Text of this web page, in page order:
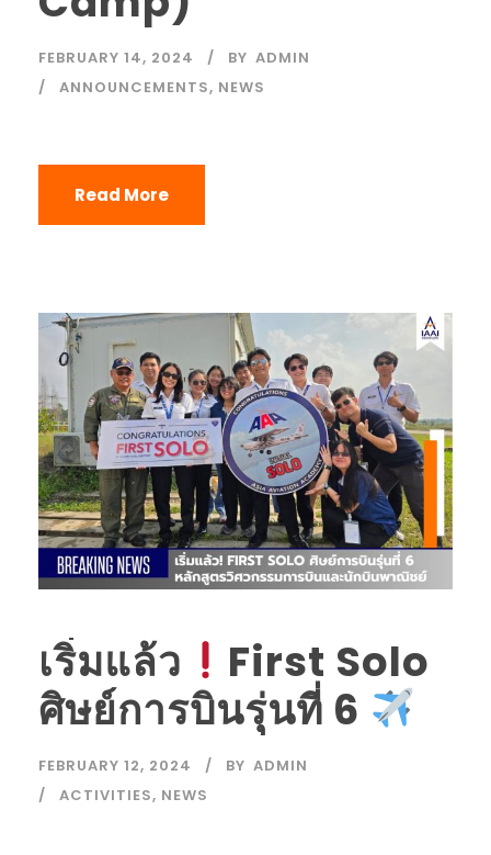
FEBRUARY 14, 2024 BY ADMIN
ANNOUNCEMENTS, NEWS
Read More
เริ่มแล้ว
First Solo
ศิษย์การบินรุุ่นที่ 6
FEBRUARY 12, 2024 BY ADMIN
ACTIVITIES, NEWS